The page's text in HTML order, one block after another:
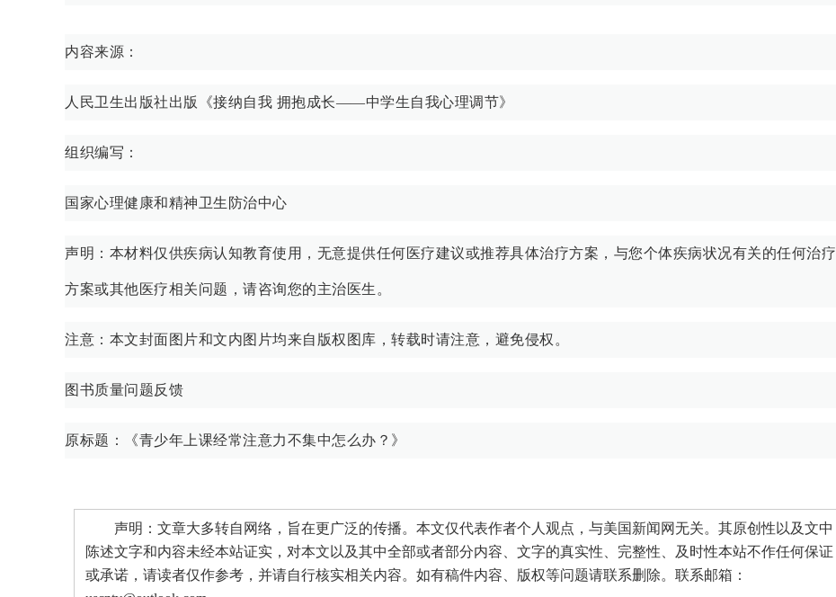
内容来源：
人民卫生出版社出版《接纳自我 拥抱成长——中学生自我心理调节》
组织编写：
国家心理健康和精神卫生防治中心
声明：本材料仅供疾病认知教育使用，无意提供任何医疗建议或推荐具体治疗方案，与您个体疾病状况有关的任何治疗
方案或其他医疗相关问题，请咨询您的主治医生。
注意：本文封面图片和文内图片均来自版权图库，转载时请注意，避免侵权。
图书质量问题反馈
原标题：《青少年上课经常注意力不集中怎么办？》
声明：文章大多转自网络，旨在更广泛的传播。本文仅代表作者个人观点，与美国新闻网无关。其原创性以及文中
陈述文字和内容未经本站证实，对本文以及其中全部或者部分内容、文字的真实性、完整性、及时性本站不作任何保证
或承诺，请读者仅作参考，并请自行核实相关内容。如有稿件内容、版权等问题请联系删除。联系邮箱：